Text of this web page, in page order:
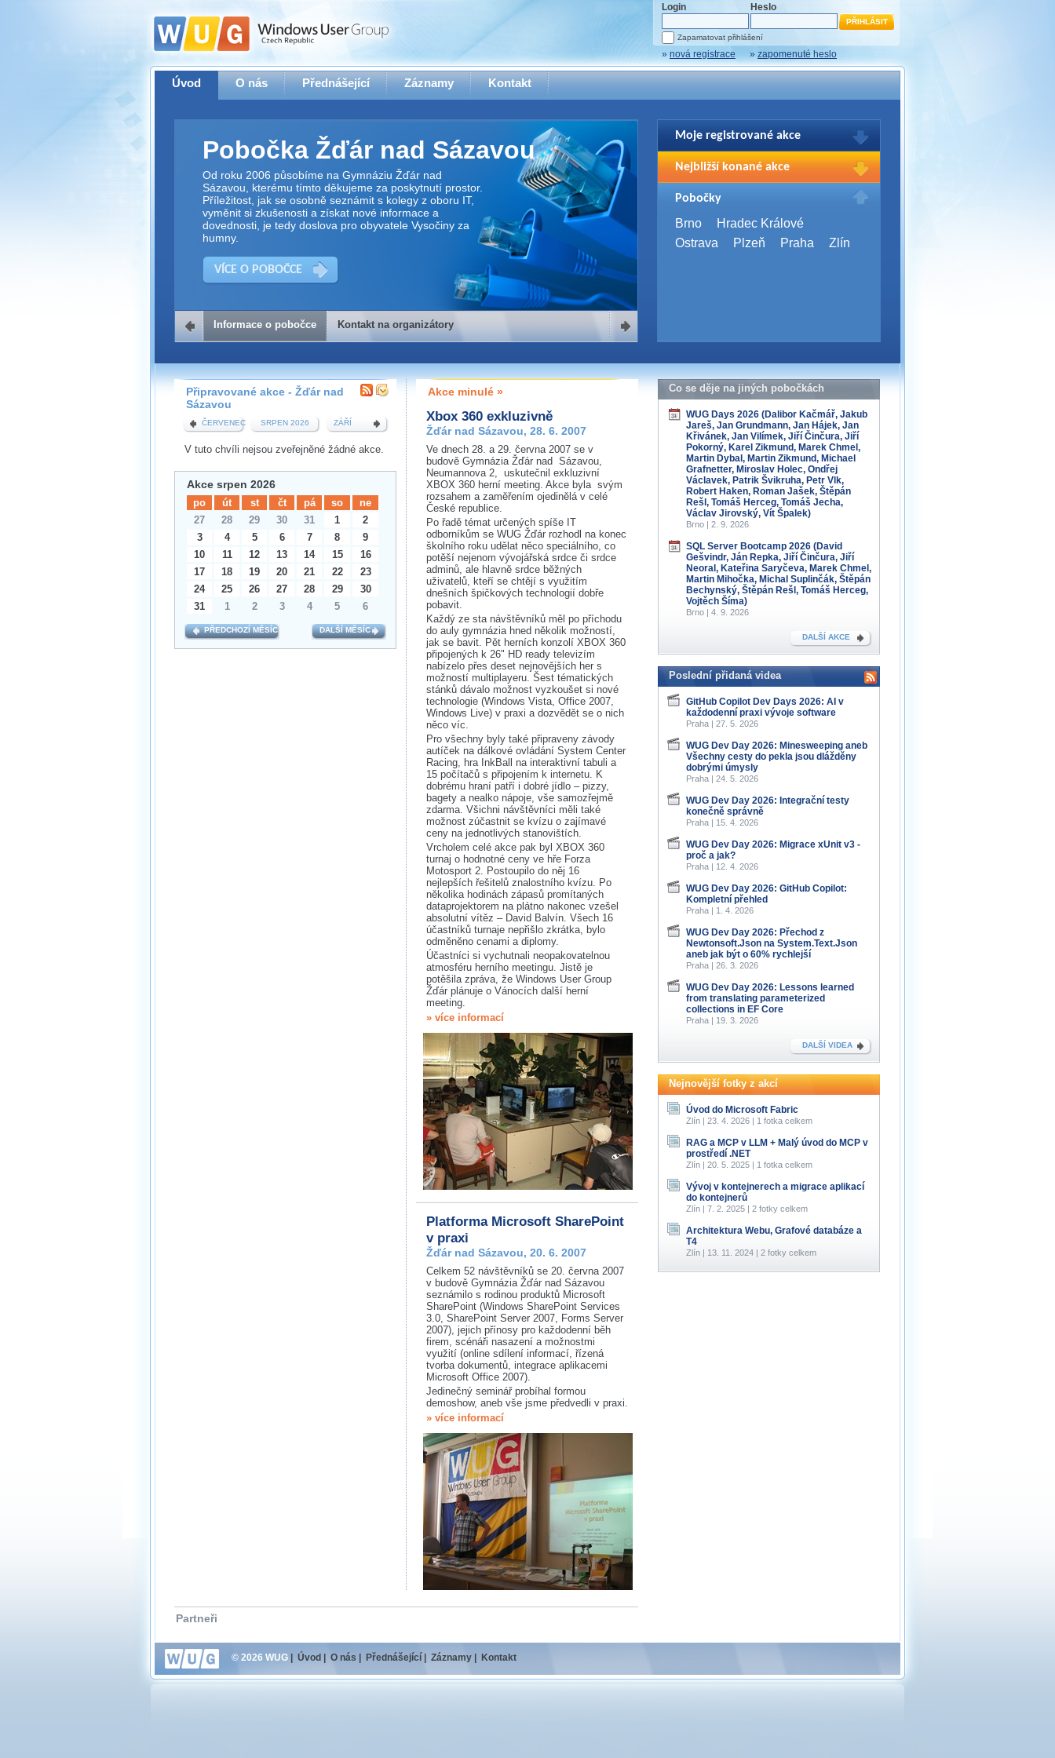
Login Heslo
Zapamatovat přihlášení
» nová registrace » zapomenuté heslo
Úvod O nás Přednášející Záznamy Kontakt
Pobočka Žďár nad Sázavou
Od roku 2006 působíme na Gymnáziu Žďár nad
Sázavou, kterému tímto děkujeme za poskytnutí prostor.
Příležitost, jak se osobně seznámit s kolegy z oboru IT,
vyměnit si zkušenosti a získat nové informace a
dovednosti, je tedy doslova pro obyvatele Vysočiny za
humny.
VÍCE O POBOČCE
Kontakt na organizátory
Pokud máte jakýkoliv dotaz na organizátory této
pobočky, prosím neváhejte nás kontaktovat na e-mailu:
zdar@wug.cz
Informace o pobočce Kontakt na organizátory
Moje registrované akce
Pro zobrazení Vašich registrací na akce
se prosím přihlašte.
Nejbližší konané akce
WUG Days 2026
4. 9. 2026,Brno
SQL Server Bootcamp 2026
Pobočky
Brno
Hradec Králové
Ostrava
Plzeň Praha Zlín
Připravované akce - Žďár nad
Sázavou
ČERVENEC SRPEN 2026 ZÁŘÍ
V tuto chvíli nejsou zveřejněné žádné akce.
Akce srpen 2026
po út st čt pá so
ne
27
28 29 30 31 1
2
3
4 5 6 7 8
9
10
11 12 13 14 15
16
17
18 19 20 21 22
23
24
25 26 27 28 29
30
31
1 2 3 4 5 6
PŘEDCHOZÍ MĚSÍC DALŠÍ MĚSÍC
Akce minulé »
Xbox 360 exkluzivně
Žďár nad Sázavou, 28. 6. 2007
Ve dnech 28. a 29. června 2007 se v
budově Gymnázia Žďár nad Sázavou,
Neumannova 2, uskutečnil exkluzivní
XBOX 360 herní meeting. Akce byla svým
rozsahem a zaměřením ojedinělá v celé
České republice.
Po řadě témat určených spíše IT
odborníkům se WUG Žďár rozhodl na konec
školního roku udělat něco speciálního, co
potěší nejenom vývojářská srdce či srdce
adminů, ale hlavně srdce běžných
uživatelů, kteří se chtějí s využitím
dnešních špičkových technologií dobře
pobavit.
Každý ze sta návštěvníků měl po příchodu
do auly gymnázia hned několik možností,
jak se bavit. Pět herních konzolí XBOX 360
připojených k 26" HD ready televizím
nabízelo přes deset nejnovějších her s
možností multiplayeru. Šest tématických
stánků dávalo možnost vyzkoušet si nové
technologie (Windows Vista, Office 2007,
Windows Live) v praxi a dozvědět se o nich
něco víc.
Pro všechny byly také připraveny závody
autíček na dálkové ovládání System Center
Racing, hra InkBall na interaktivní tabuli a
15 počítačů s připojením k internetu. K
dobrému hraní patří i dobré jídlo – pizzy,
bagety a nealko nápoje, vše samozřejmě
zdarma. Všichni návštěvníci měli také
možnost zúčastnit se kvízu o zajímavé
ceny na jednotlivých stanovištích.
Vrcholem celé akce pak byl XBOX 360
turnaj o hodnotné ceny ve hře Forza
Motosport 2. Postoupilo do něj 16
nejlepších řešitelů znalostního kvízu. Po
několika hodinách zápasů promítaných
dataprojektorem na plátno nakonec vzešel
absolutní vítěz – David Balvín. Všech 16
účastníků turnaje nepřišlo zkrátka, bylo
odměněno cenami a diplomy.
Účastníci si vychutnali neopakovatelnou
atmosféru herního meetingu. Jistě je
potěšila zpráva, že Windows User Group
Žďár plánuje o Vánocích další herní
meeting.
» více informací
Platforma Microsoft SharePoint
v praxi
Žďár nad Sázavou, 20. 6. 2007
Celkem 52 návštěvníků se 20. června 2007
v budově Gymnázia Žďár nad Sázavou
seznámilo s rodinou produktů Microsoft
SharePoint (Windows SharePoint Services
3.0, SharePoint Server 2007, Forms Server
2007), jejich přínosy pro každodenní běh
firem, scénáři nasazení a možnostmi
využití (online sdílení informací, řízená
tvorba dokumentů, integrace aplikacemi
Microsoft Office 2007).
Jedinečný seminář probíhal formou
demoshow, aneb vše jsme předvedli v praxi.
» více informací
Partneři
Co se děje na jiných pobočkách
WUG Days 2026 (Dalibor Kačmář, Jakub
Jareš, Jan Grundmann, Jan Hájek, Jan
Křivánek, Jan Vilímek, Jiří Činčura, Jiří
Pokorný, Karel Zikmund, Marek Chmel,
Martin Dybal, Martin Zikmund, Michael
Grafnetter, Miroslav Holec, Ondřej
Václavek, Patrik Švikruha, Petr Vlk,
Robert Haken, Roman Jašek, Štěpán
Rešl, Tomáš Herceg, Tomáš Jecha,
Václav Jirovský, Vít Špalek)
Brno | 2. 9. 2026
SQL Server Bootcamp 2026 (David
Gešvindr, Ján Repka, Jiří Činčura, Jiří
Neoral, Kateřina Saryčeva, Marek Chmel,
Martin Mihočka, Michal Suplinčák, Štěpán
Bechynský, Štěpán Rešl, Tomáš Herceg,
Vojtěch Šíma)
Brno | 4. 9. 2026
DALŠÍ AKCE
Poslední přidaná videa
GitHub Copilot Dev Days 2026: AI v
každodenní praxi vývoje software
Praha | 27. 5. 2026
WUG Dev Day 2026: Minesweeping aneb
Všechny cesty do pekla jsou dlážděny
dobrými úmysly
Praha | 24. 5. 2026
WUG Dev Day 2026: Integrační testy
konečně správně
Praha | 15. 4. 2026
WUG Dev Day 2026: Migrace xUnit v3 -
proč a jak?
Praha | 12. 4. 2026
WUG Dev Day 2026: GitHub Copilot:
Kompletní přehled
Praha | 1. 4. 2026
WUG Dev Day 2026: Přechod z
Newtonsoft.Json na System.Text.Json
aneb jak být o 60% rychlejší
Praha | 26. 3. 2026
WUG Dev Day 2026: Lessons learned
from translating parameterized
collections in EF Core
Praha | 19. 3. 2026
DALŠÍ VIDEA
Nejnovější fotky z akcí
Úvod do Microsoft Fabric
Zlín | 23. 4. 2026 | 1 fotka celkem
RAG a MCP v LLM + Malý úvod do MCP v
prostředí .NET
Zlín | 20. 5. 2025 | 1 fotka celkem
Vývoj v kontejnerech a migrace aplikací
do kontejnerů
Zlín | 7. 2. 2025 | 2 fotky celkem
Architektura Webu, Grafové databáze a
T4
Zlín | 13. 11. 2024 | 2 fotky celkem
© 2026 WUG Úvod O nás Přednášející Záznamy Kontakt